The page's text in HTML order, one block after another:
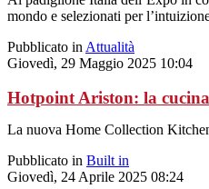
mondo e selezionati per
Pubblicato in Attualità
Giovedì, 29 Maggio 2025 10:04
Hotpoint Ariston: la
La nuova Home Collection
Pubblicato in Built in
Giovedì, 24 Aprile 2025 08:24